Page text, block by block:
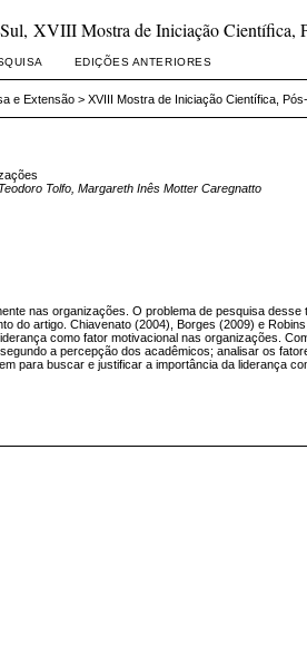
XVIII Mostra de Iniciação Científica,
EDIÇÕES ANTERIORES
e Extensão> XVIII Mostra de Iniciação Científica,
Tolfo, Margareth Inês Motter Caregnatto
nas organizações. O problema de pesquisa
do artigo. Chiavenato (2004), Borges (2009) e
como fator motivacional nas organizações.
a percepção dos acadêmicos; analisar os
para buscar e justificar a importância da liderança